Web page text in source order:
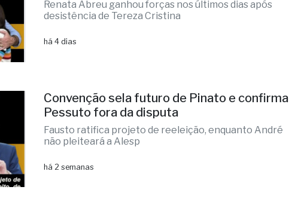
Renata Abreu ganhou forças nos últimos dias após
desistência de Tereza Cristina
há 4 dias
Convenção sela futuro de Pinato e confirma
Pessuto fora da disputa
Fausto ratifica projeto de reeleição, enquanto André
não pleiteará a Alesp
há 2 semanas